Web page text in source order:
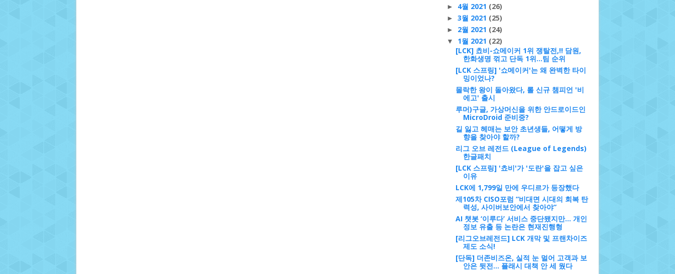
► 4월 2021 (26)
► 3월 2021 (25)
► 2월 2021 (24)
▼ 1월 2021 (22)
[LCK] 쵸비-쇼메이커 1위 쟁탈전,!! 담원,
한화생명 꺾고 단독 1위…팀 순위
[LCK 스프링] '쇼메이커'는 왜 완벽한 타이
밍이었나?
몰락한 왕이 돌아왔다, 롤 신규 챔피언 '비
에고' 출시
루머)구글, 가상머신을 위한 안드로이드인
MicroDroid 준비중?
길 잃고 헤매는 보안 초년생들, 어떻게 방
향을 찾아야 할까?
리그 오브 레전드 (League of Legends)
한글패치
[LCK 스프링] '쵸비'가 '도란'을 잡고 싶은
이유
LCK에 1,799일 만에 우디르가 등장했다
제105차 CISO포럼 “비대면 시대의 회복 탄
력성, 사이버보안에서 찾아야”
AI 챗봇 ‘이루다’ 서비스 중단됐지만... 개인
정보 유출 등 논란은 현재진행형
[리그오브레전드] LCK 개막 및 프랜차이즈
제도 소식!
[단독] 더존비즈온, 실적 눈 멀어 고객과 보
안은 뒷전... 플래시 대책 안 세 웠다